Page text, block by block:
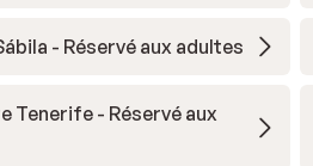
- Réservé aux adultes
Tenerife - Réservé aux